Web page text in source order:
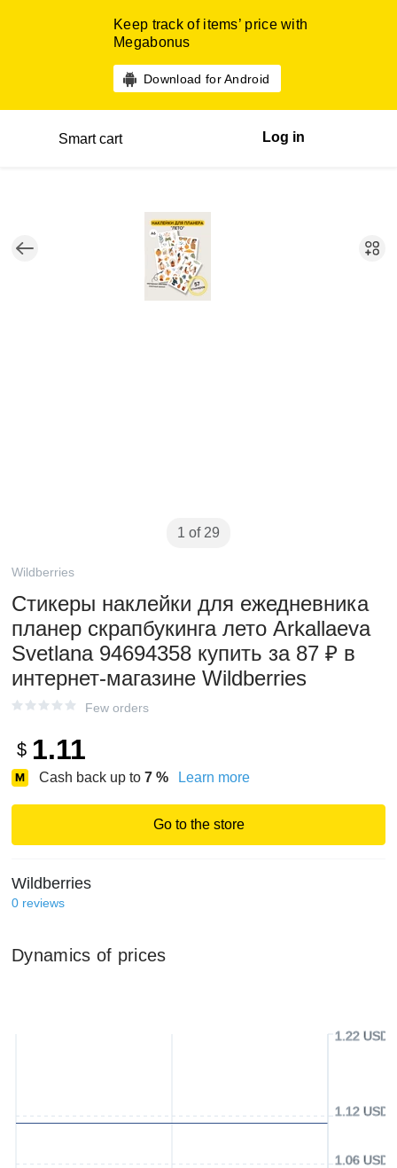
Keep track of items’ price with
Megabonus
Download for Android
Smart cart Log in
1 of 29
Wildberries
Стикеры наклейки для ежедневника
планер скрапбукинга лето Arkallaeva
Svetlana 94694358 купить за 87 ₽ в
интернет‑магазине Wildberries
Few orders
$ 1.11
Cash back up to 7 % Learn more
Go to the store
Wildberries
0 reviews
Dynamics of prices
1.06 USD
1.12 USD
1.22 USD